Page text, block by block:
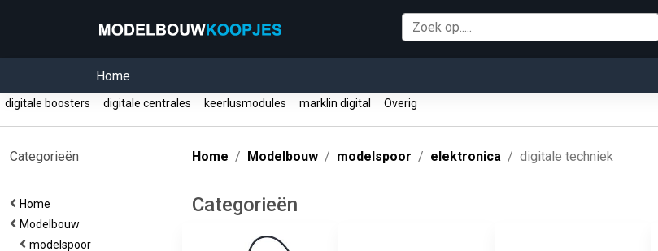
Home
digitale boosters digitale centrales keerlusmodules marklin digital Overig
Categorieën
Home
Modelbouw
modelspoor
Home Modelbouw modelspoor elektronica digitale techniek
Categorieën